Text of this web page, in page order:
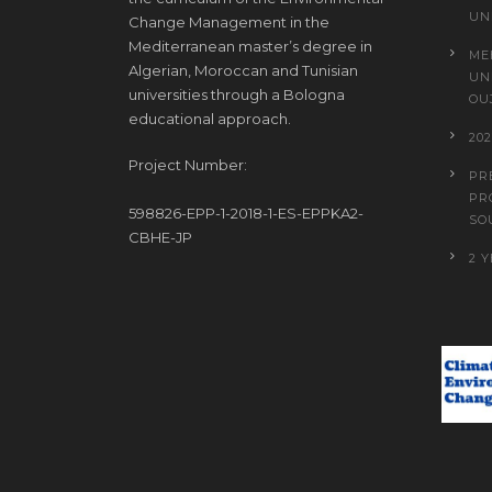
Change Management in the
Mediterranean master’s degree in
Algerian, Moroccan and Tunisian
universities through a Bologna
educational approach.
Project Number:
598826-EPP-1-2018-1-ES-EPPKA2-
CBHE-JP
2